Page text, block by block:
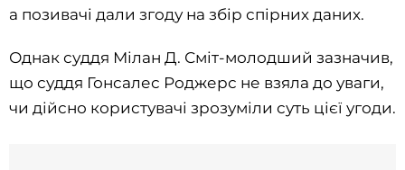
а позивачі дали згоду на збір спірних даних.
Однак суддя Мілан Д. Сміт-молодший зазначив,
що суддя Гонсалес Роджерс не взяла до уваги,
чи дійсно користувачі зрозуміли суть цієї угоди.